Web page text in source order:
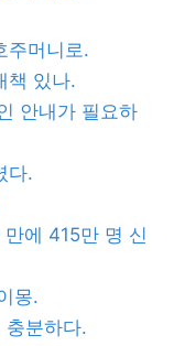
주머니로.
책 있나.
안내가 필요하
다.
에 415만 명 신
몽.
충분하다.